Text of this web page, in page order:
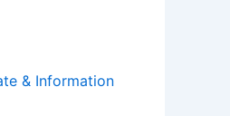
& Information